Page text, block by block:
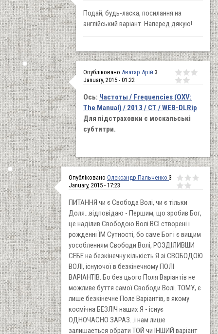
Подай, будь-ласка, посилання на
англійський варіант. Наперед дякую!
Опубліковано Аватар Арій 3
January, 2015 - 01:22
Ось: Частоты / Frequencies (OXV:
The Manual) / 2013 / СТ / WEB-DLRip
Для підстраховки є москальські
субтитри.
Опубліковано Олександр Пальченко 3
January, 2015 - 17:23
ПИТАННЯ чи є Свобода Волі, чи є тільки
Доля...відповідаю - Першим, що зробив Бог,
це наділив Свободою Волі ВСІ створені і
рожденні ЇМ Сутності, бо саме Бог і є вищим
уособленням Свободи Волі, РОЗДІЛИВШИ
СЕБЕ на безкінечну кількість Я зі СВОБОДОЮ
ВОЛІ, існуючої в безкінечному ПОЛІ
ВАРІАНТІВ. Бо без цього Поля Варіантів не
можливе буття самої Свободи Волі. ТОМУ, є
лише безкінечне Поле Варіантів, в якому
космічна БЕЗЛІЧ наших Я - існує
ОДНОЧАСНО ЗАРАЗ...і нам лише
залишаеться обрати ТОЙ чи ІНШИЙ варіант